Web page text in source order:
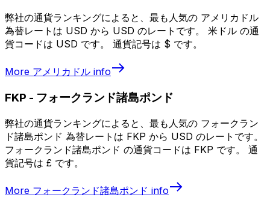
弊社の通貨ランキングによると、最も人気の アメリカドル
為替レートは USD から USD のレートです。 米ドル の通
貨コードは USD です。 通貨記号は $ です。
More アメリカドル info
FKP - フォークランド諸島ポンド
弊社の通貨ランキングによると、最も人気の フォークラン
ド諸島ポンド 為替レートは FKP から USD のレートです。
フォークランド諸島ポンド の通貨コードは FKP です。 通
貨記号は £ です。
More フォークランド諸島ポンド info